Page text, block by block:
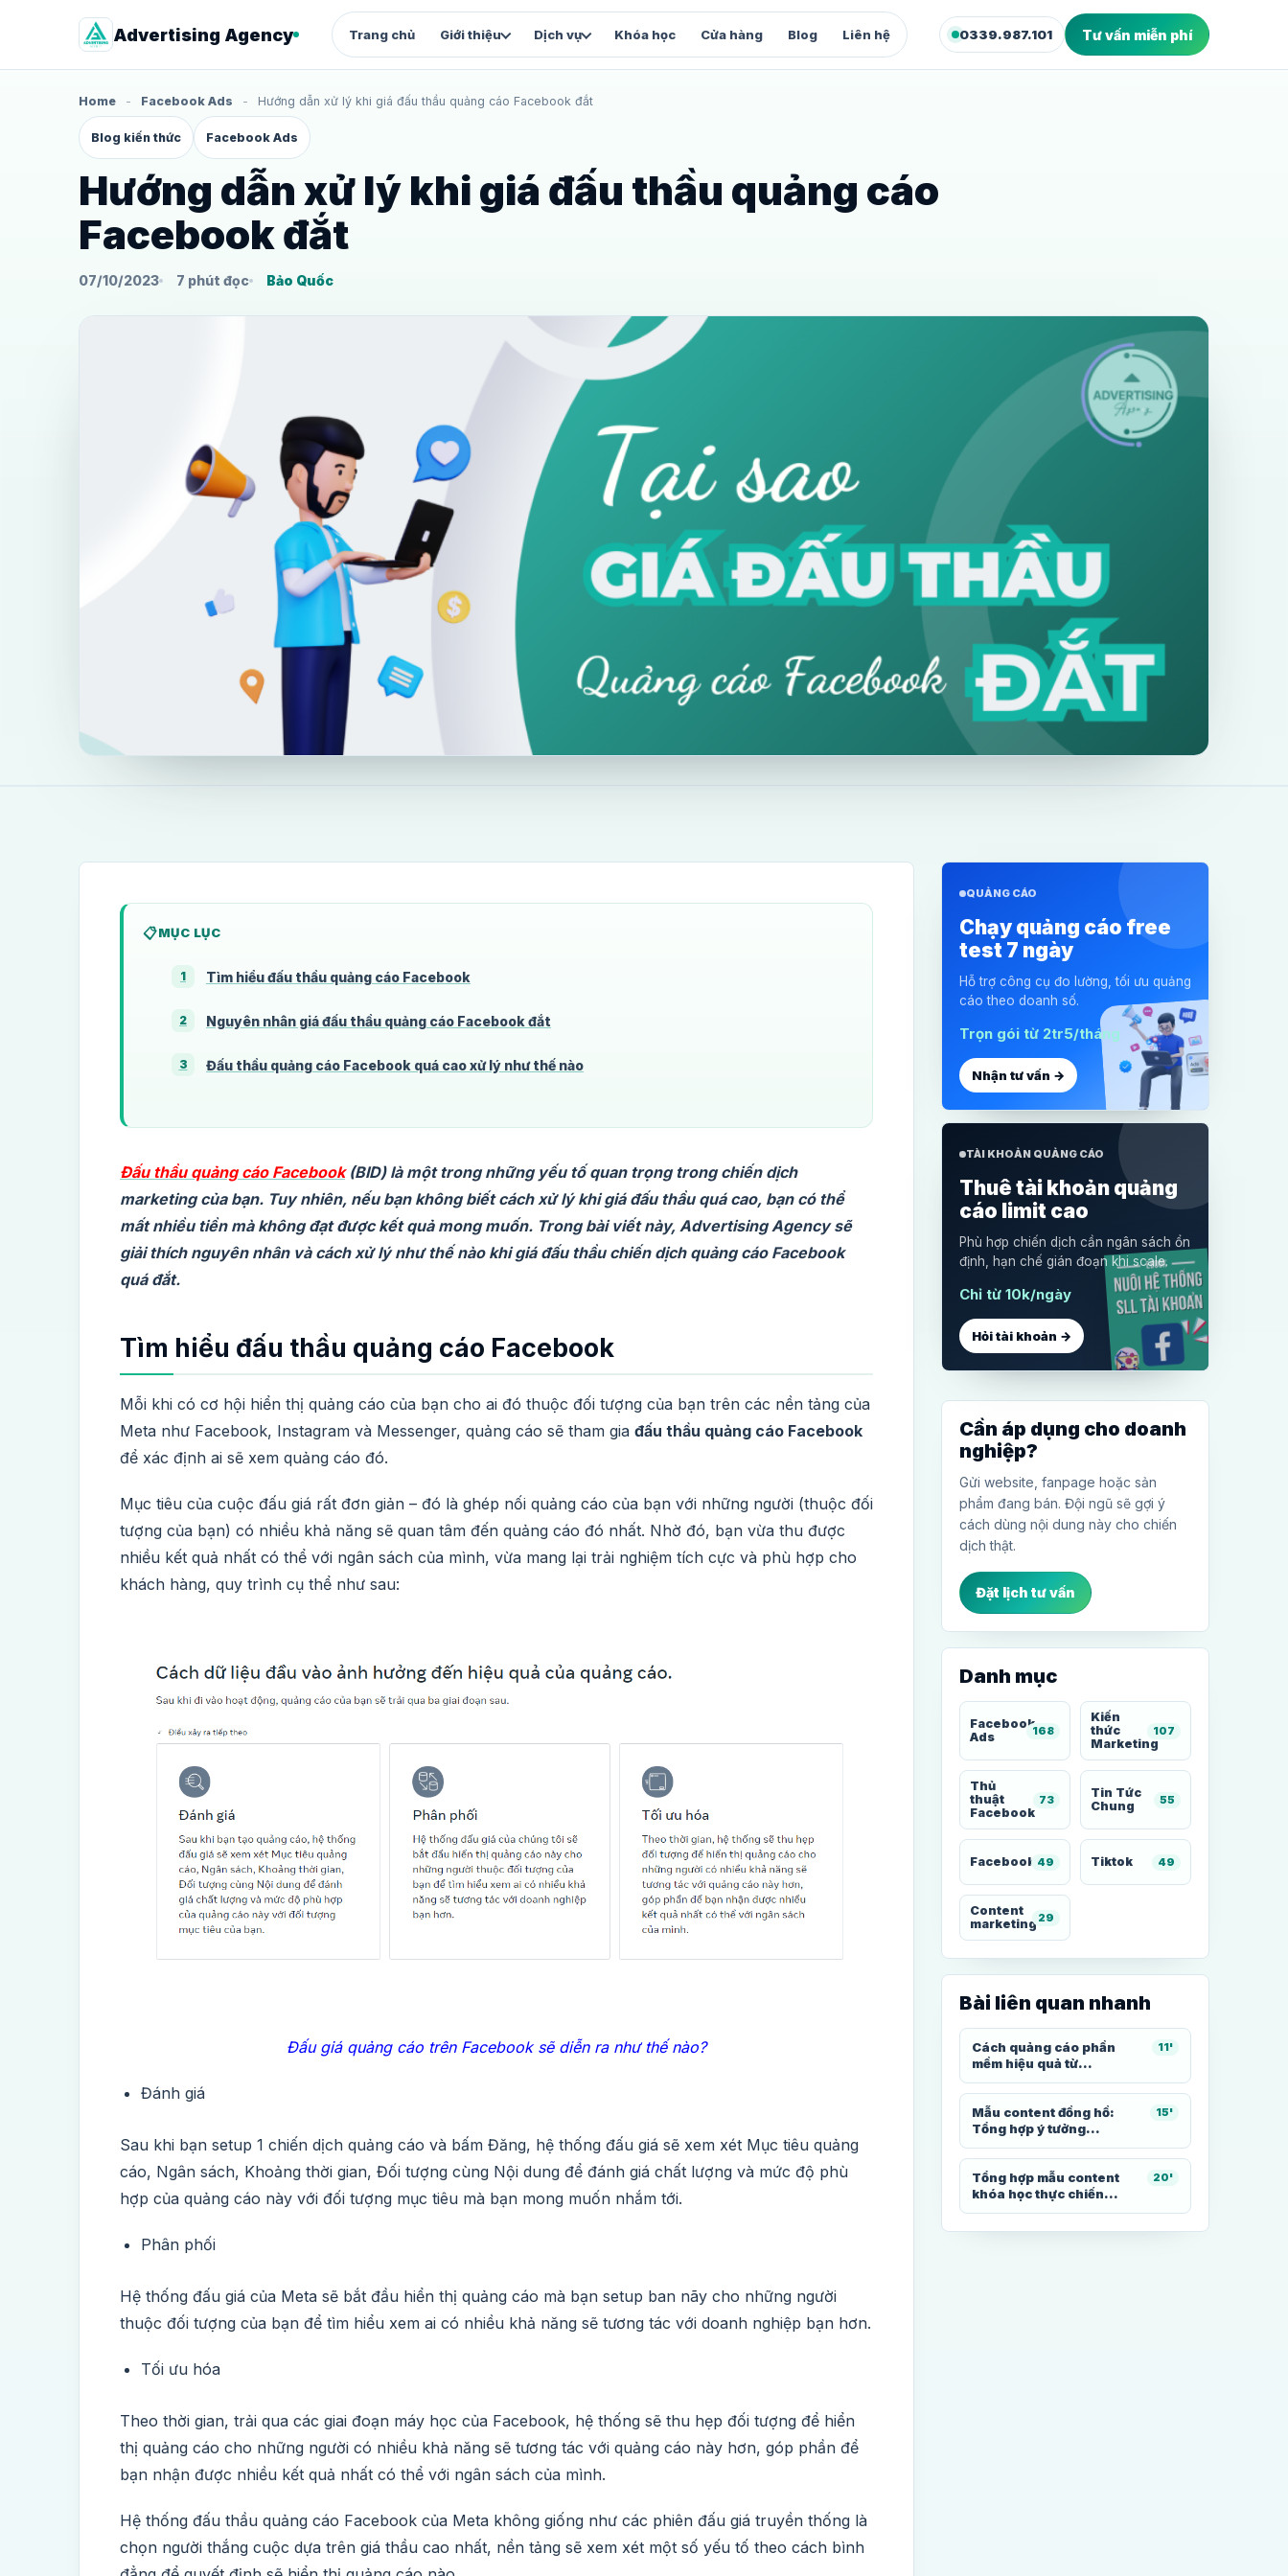
Advertising Agency Trang chủ Giới thiệu Dịch vụ
QUẢNG CÁO
Facebook Ads
Quảng cáo chuyển đổi cho shop và
dịch vụ
Search intent, từ khóa và landing
page
Thuê tài khoản quảng cáo
Quảng cáo chuyển đổi cho shop và
FACEBOOK & VẬN HÀNH
Khóa học Cửa hàng Blog Liên hệ 0339.987.101 Tư vấn miễn phí
Home - Facebook Ads - Hướng dẫn xử lý khi giá đấu thầu quảng cáo Facebook đắt
Blog kiến thức Facebook Ads
Hướng dẫn xử lý khi giá đấu thầu quảng cáo
Facebook đắt
07/10/2023 7 phút đọc Bảo Quốc
MỤC LỤC
1 Tìm hiểu đấu thầu quảng cáo Facebook
2 Nguyên nhân giá đấu thầu quảng cáo Facebook đắt
3 Đấu thầu quảng cáo Facebook quá cao xử lý như thế nào
Đấu thầu quảng cáo Facebook(BID) là một trong những yếu tố quan trọng trong chiến dịch
marketing của bạn. Tuy nhiên, nếu bạn không biết cách xử lý khi giá đấu thầu quá cao, bạn có thể
mất nhiều tiền mà không đạt được kết quả mong muốn. Trong bài viết này, Advertising Agency sẽ
giải thích nguyên nhân và cách xử lý như thế nào khi giá đấu thầu chiến dịch quảng cáo Facebook
quá đắt.
Tìm hiểu đấu thầu quảng cáo Facebook
Mỗi khi có cơ hội hiển thị quảng cáo của bạn cho ai đó thuộc đối tượng của bạn trên các nền tảng của
Meta như Facebook, Instagram và Messenger, quảng cáo sẽ tham gia đấu thầu quảng cáo Facebook
để xác định ai sẽ xem quảng cáo đó.
Mục tiêu của cuộc đấu giá rất đơn giản – đó là ghép nối quảng cáo của bạn với những người (thuộc đối
tượng của bạn) có nhiều khả năng sẽ quan tâm đến quảng cáo đó nhất. Nhờ đó, bạn vừa thu được
nhiều kết quả nhất có thể với ngân sách của mình, vừa mang lại trải nghiệm tích cực và phù hợp cho
khách hàng, quy trình cụ thể như sau:
Đấu giá quảng cáo trên Facebook sẽ diễn ra như thế nào?
Đánh giá
Sau khi bạn setup 1 chiến dịch quảng cáo và bấm Đăng, hệ thống đấu giá sẽ xem xét Mục tiêu quảng
cáo, Ngân sách, Khoảng thời gian, Đối tượng cùng Nội dung để đánh giá chất lượng và mức độ phù
hợp của quảng cáo này với đối tượng mục tiêu mà bạn mong muốn nhắm tới.
Phân phối
Hệ thống đấu giá của Meta sẽ bắt đầu hiển thị quảng cáo mà bạn setup ban nãy cho những người
thuộc đối tượng của bạn để tìm hiểu xem ai có nhiều khả năng sẽ tương tác với doanh nghiệp bạn hơn.
Tối ưu hóa
Theo thời gian, trải qua các giai đoạn máy học của Facebook, hệ thống sẽ thu hẹp đối tượng để hiển
thị quảng cáo cho những người có nhiều khả năng sẽ tương tác với quảng cáo này hơn, góp phần để
bạn nhận được nhiều kết quả nhất có thể với ngân sách của mình.
Hệ thống đấu thầu quảng cáo Facebook của Meta không giống như các phiên đấu giá truyền thống là
chọn người thắng cuộc dựa trên giá thầu cao nhất, nền tảng sẽ xem xét một số yếu tố theo cách bình
QUẢNG CÁO
Chạy quảng cáo free
test 7 ngày
Hỗ trợ công cụ đo lường, tối ưu quảng
cáo theo doanh số.
Trọn gói từ 2tr5/tháng
Nhận tư vấn →
TÀI KHOẢN QUẢNG CÁO
Thuê tài khoản quảng
cáo limit cao
Phù hợp chiến dịch cần ngân sách ổn
định, hạn chế gián đoạn khi scale.
Chỉ từ 10k/ngày
Hỏi tài khoản →
Cần áp dụng cho doanh
nghiệp?
Gửi website, fanpage hoặc sản
phẩm đang bán. Đội ngũ sẽ gợi ý
cách dùng nội dung này cho chiến
dịch thật.
Đặt lịch tư vấn
Danh mục
Facebook
Ads
168
Kiến
thức
Marketing
107
Thủ
thuật
Facebook
73
Tin Tức
Chung
55
Facebook 49 Tiktok 49
Content
marketing 29
Bài liên quan nhanh
Cách quảng cáo phần
mềm hiệu quả từ...
11'
Mẫu content đồng hồ:
Tổng hợp ý tưởng...
15'
Tổng hợp mẫu content
khóa học thực chiến...
20'